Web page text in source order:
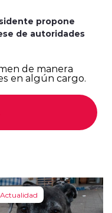
propone
de autoridades
de manera
en algún cargo.
Actualidad